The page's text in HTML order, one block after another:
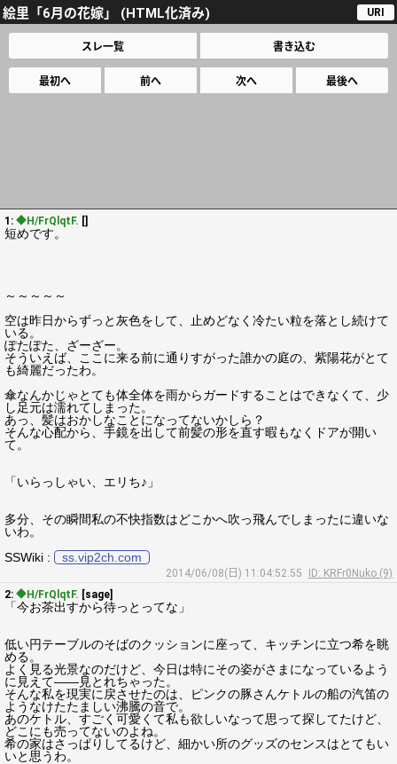
絵里「6月の花嫁」 (HTML化済み) URI
スレ一覧 書き込む
最初へ 前へ 次へ 最後へ
1: ◆H/FrQlqtF. []
短めです。
～～～～～
空は昨日からずっと灰色をして、止めどなく冷たい粒を落とし続けて
いる。
ぽたぽた、ざーざー。
そういえば、ここに来る前に通りすがった誰かの庭の、紫陽花がとて
も綺麗だったわ。
傘なんかじゃとても体全体を雨からガードすることはできなくて、少
し足元は濡れてしまった。
あっ、髪はおかしなことになってないかしら？
そんな心配から、手鏡を出して前髪の形を直す暇もなくドアが開い
て。
「いらっしゃい、エリち♪」
多分、その瞬間私の不快指数はどこかへ吹っ飛んでしまったに違いな
いわ。
SSWiki :
ss.vip2ch.com
2014/06/08(日) 11:04:52.55
ID: KRFr0Nuko (9)
2: ◆H/FrQlqtF. [sage]
「今お茶出すから待っとってな」
低い円テーブルのそばのクッションに座って、キッチンに立つ希を眺
める。
よく見る光景なのだけど、今日は特にその姿がさまになっているよう
に見えて――見とれちゃった。
そんな私を現実に戻させたのは、ピンクの豚さんケトルの船の汽笛の
ようなけたたましい沸騰の音で。
あのケトル、すごく可愛くて私も欲しいなって思って探してたけど、
どこにも売ってないのよね。
希の家はさっぱりしてるけど、細かい所のグッズのセンスはとてもい
いと思うわ。